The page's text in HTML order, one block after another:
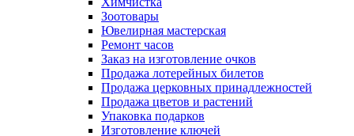
Зоотовары
Ювелирная мастерская
Ремонт часов
Заказ на изготовление очков
Продажа лотерейных билетов
Продажа церковных принадлежностей
Продажа цветов и растений
Упаковка подарков
Изготовление ключей